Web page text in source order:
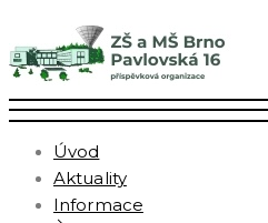
Úvod
Aktuality
Informace